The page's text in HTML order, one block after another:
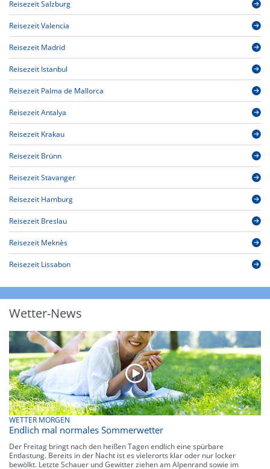
Reisezeit Salzburg
Reisezeit Valencia
Reisezeit Madrid
Reisezeit Istanbul
Reisezeit Palma de Mallorca
Reisezeit Antalya
Reisezeit Krakau
Reisezeit Brünn
Reisezeit Stavanger
Reisezeit Hamburg
Reisezeit Breslau
Reisezeit Meknès
Reisezeit Lissabon
Wetter-News
WETTER MORGEN
Endlich mal normales Sommerwetter
Der Freitag bringt nach den heißen Tagen endlich eine spürbare
Entlastung. Bereits in der Nacht ist es vielerorts klar oder nur locker
bewölkt. Letzte Schauer und Gewitter ziehen am Alpenrand sowie im